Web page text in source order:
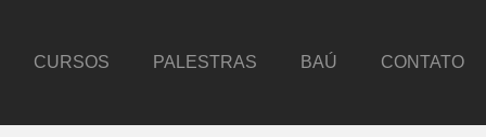
CURSOS PALESTRAS BAÚ CONTATO